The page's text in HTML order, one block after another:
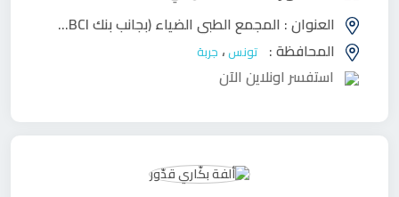
العنوان : المجمع الطبي الضياء (بجانب بنك UBCI) شارع البلدية - حومة السوق - جربة
المحافظة : تونس، جربة
استفسر اونلاين الآن